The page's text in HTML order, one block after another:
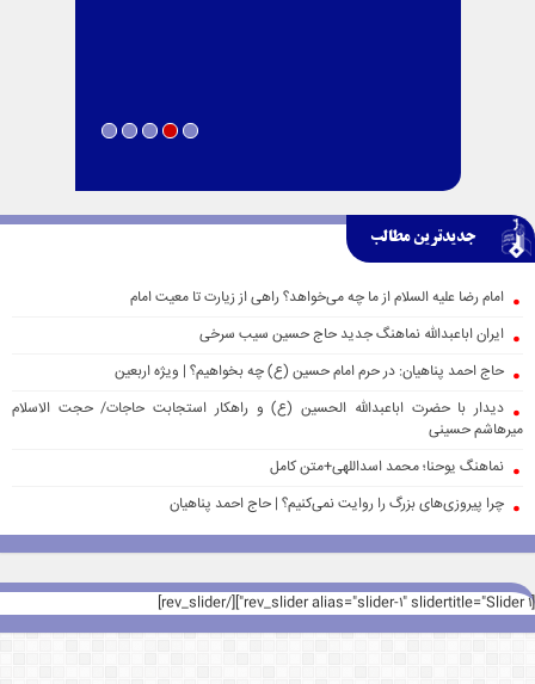
جدیدترین مطالب
امام رضا علیه السلام از ما چه می‌خواهد؟ راهی از زیارت تا معیت امام
ایران اباعبدالله نماهنگ جدید حاج حسین سیب سرخی
حاج احمد پناهیان: در حرم امام حسین (ع) چه بخواهیم؟ | ویژه اربعین
دیدار با حضرت اباعبدالله الحسین (ع) و راهکار استجابت حاجات/ حجت الاسلام
میرهاشم حسینی
نماهنگ یوحنا؛ محمد اسداللهی+متن کامل
چرا پیروزی‌های بزرگ را روایت نمی‌کنیم؟ | حاج احمد پناهیان
[rev_slider alias="slider-1" slidertitle="Slider 1"][/rev_slider]